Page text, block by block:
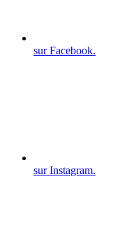
sur Facebook.
sur Instagram.